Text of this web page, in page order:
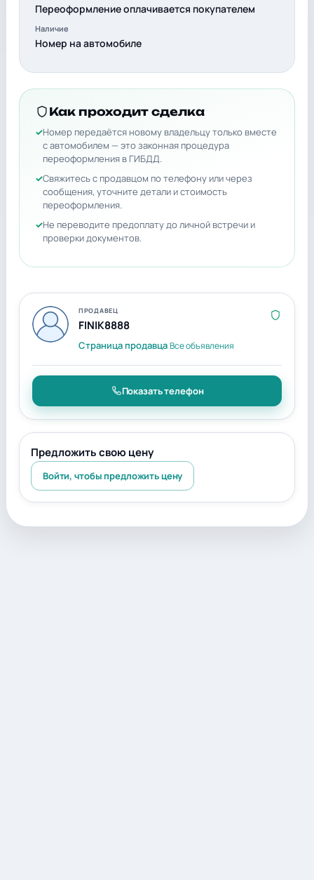
Переоформление оплачивается покупателем
Наличие
Номер на автомобиле
Как проходит сделка
Номер передаётся новому владельцу только вместе
с автомобилем — это законная процедура
переоформления в ГИБДД.
Свяжитесь с продавцом по телефону или через
сообщения, уточните детали и стоимость
переоформления.
Не переводите предоплату до личной встречи и
проверки документов.
ПРОДАВЕЦ
FINIK8888
Страница продавцаВсе объявления
Показать телефон
Предложить свою цену
Войти, чтобы предложить цену